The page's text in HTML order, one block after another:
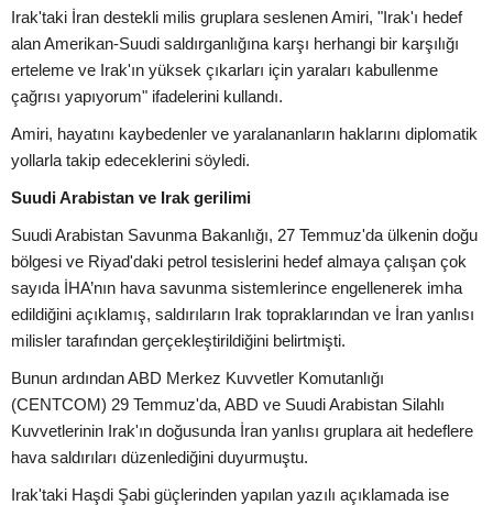
Irak'taki İran destekli milis gruplara seslenen Amiri, "Irak'ı hedef
alan Amerikan-Suudi saldırganlığına karşı herhangi bir karşılığı
erteleme ve Irak'ın yüksek çıkarları için yaraları kabullenme
çağrısı yapıyorum" ifadelerini kullandı.
Amiri, hayatını kaybedenler ve yaralananların haklarını diplomatik
yollarla takip edeceklerini söyledi.
Suudi Arabistan ve Irak gerilimi
Suudi Arabistan Savunma Bakanlığı, 27 Temmuz'da ülkenin doğu
bölgesi ve Riyad'daki petrol tesislerini hedef almaya çalışan çok
sayıda İHA’nın hava savunma sistemlerince engellenerek imha
edildiğini açıklamış, saldırıların Irak topraklarından ve İran yanlısı
milisler tarafından gerçekleştirildiğini belirtmişti.
Bunun ardından ABD Merkez Kuvvetler Komutanlığı
(CENTCOM) 29 Temmuz'da, ABD ve Suudi Arabistan Silahlı
Kuvvetlerinin Irak'ın doğusunda İran yanlısı gruplara ait hedeflere
hava saldırıları düzenlediğini duyurmuştu.
Irak'taki Haşdi Şabi güçlerinden yapılan yazılı açıklamada ise